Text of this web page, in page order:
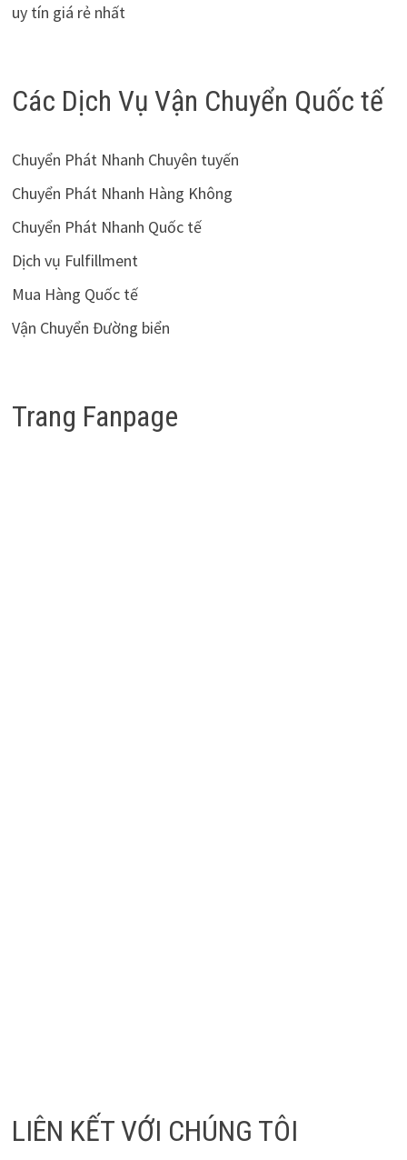
uy tín giá rẻ nhất
Các Dịch Vụ Vận Chuyển Quốc tế
Chuyển Phát Nhanh Chuyên tuyến
Chuyển Phát Nhanh Hàng Không
Chuyển Phát Nhanh Quốc tế
Dịch vụ Fulfillment
Mua Hàng Quốc tế
Vận Chuyển Đường biển
Trang Fanpage
LIÊN KẾT VỚI CHÚNG TÔI